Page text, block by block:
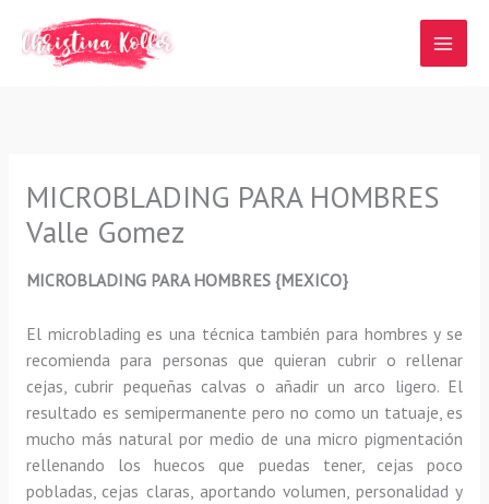
contenido
MICROBLADING PARA HOMBRES
Valle Gomez
MICROBLADING PARA HOMBRES {MEXICO}
El microblading es una técnica también para hombres y se
recomienda para personas que quieran cubrir o rellenar
cejas, cubrir pequeñas calvas o añadir un arco ligero.El
resultado es semipermanente pero no como un tatuaje, es
mucho más natural por medio de una micro pigmentación
rellenando los huecos que puedas tener, cejas poco
pobladas, cejas claras, aportando volumen, personalidad y